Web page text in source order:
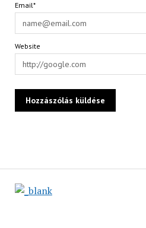
Email*
Website